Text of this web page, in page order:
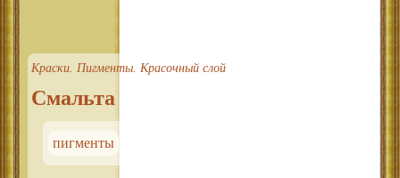
Краски. Пигменты. Красочный слой
Смальта
пигменты